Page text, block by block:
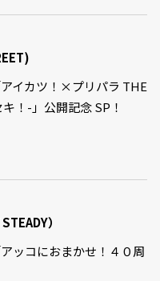
アイカツ！×プリパラ THE
！-」公開記念 SP！
）
ッコにおまかせ！４０周